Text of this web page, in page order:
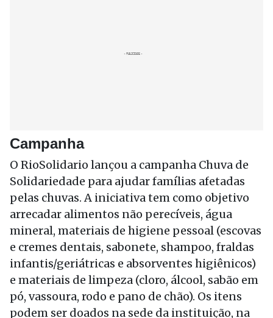
Campanha
O RioSolidario lançou a campanha Chuva de
Solidariedade para ajudar famílias afetadas
pelas chuvas. A iniciativa tem como objetivo
arrecadar alimentos não perecíveis, água
mineral, materiais de higiene pessoal (escovas
e cremes dentais, sabonete, shampoo, fraldas
infantis/geriátricas e absorventes higiênicos)
e materiais de limpeza (cloro, álcool, sabão em
pó, vassoura, rodo e pano de chão). Os itens
podem ser doados na sede da instituição, na